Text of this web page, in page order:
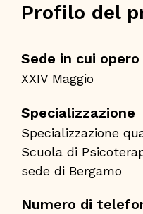
Profilo del
Sede in cui opero
XXIV Maggio
Specializzazione
Specializzazione
Scuola di
sede di Bergamo
Numero di